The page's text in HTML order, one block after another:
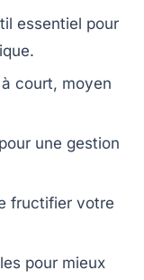
essentiel pour
à court, moyen
une gestion
fructifier votre
pour mieux